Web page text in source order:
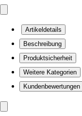
Artikeldetails
Beschreibung
Produktsicherheit
Weitere Kategorien
Kundenbewertungen